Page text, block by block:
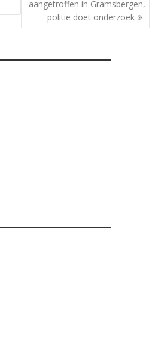
aangetroffen in Gramsbergen,
politie doet onderzoek